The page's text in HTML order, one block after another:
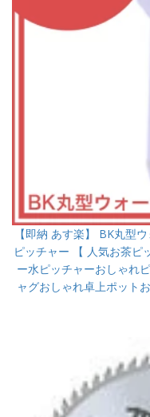
【即納 あす楽】 BK丸型
ピッチャー 【 人気お茶ピ
ー水ピッチャーおしゃれ
ャグおしゃれ卓上ポット